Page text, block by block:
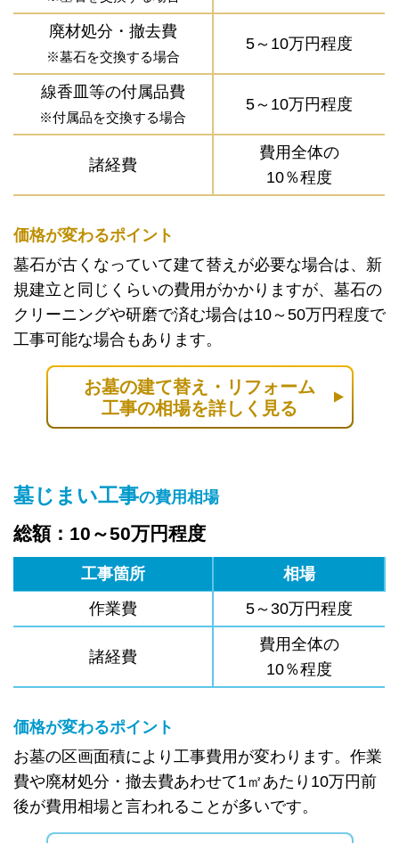
廃材処分・撤去費
※墓石を交換する場合
5～10万円程度
線香皿等の付属品費
※付属品を交換する場合
5～10万円程度
諸経費
費用全体の
10％程度
価格が変わるポイント
墓石が古くなっていて建て替えが必要な場合は、新
規建立と同じくらいの費用がかかりますが、墓石の
クリーニングや研磨で済む場合は10～50万円程度で
工事可能な場合もあります。
お墓の建て替え・リフォーム
工事の相場を詳しく見る
墓じまい工事の費用相場
総額：10～50万円程度
工事箇所
相場
作業費
5～30万円程度
諸経費
費用全体の
10％程度
価格が変わるポイント
お墓の区画面積により工事費用が変わります。作業
費や廃材処分・撤去費あわせて1㎡あたり10万円前
後が費用相場と言われることが多いです。